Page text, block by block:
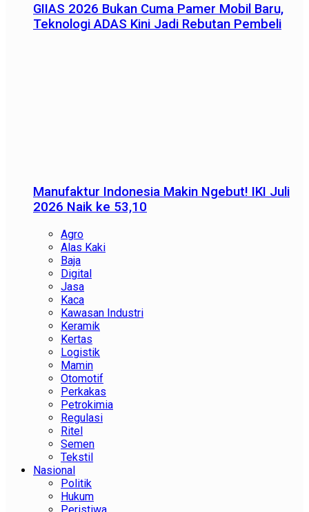
GIIAS 2026 Bukan Cuma Pamer Mobil Baru,
Teknologi ADAS Kini Jadi Rebutan Pembeli
Manufaktur Indonesia Makin Ngebut! IKI Juli
2026 Naik ke 53,10
Agro
Alas Kaki
Baja
Digital
Jasa
Kaca
Kawasan Industri
Keramik
Kertas
Logistik
Mamin
Otomotif
Perkakas
Petrokimia
Regulasi
Ritel
Semen
Tekstil
Nasional
Politik
Hukum